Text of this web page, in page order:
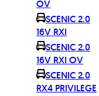
OV
SCENIC 2.0
16V RXI
SCENIC 2.0
16V RXI OV
SCENIC 2.0
RX4 PRIVILEGE